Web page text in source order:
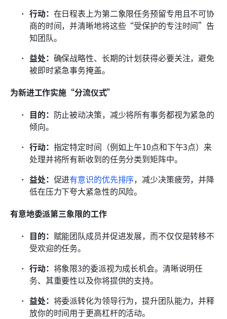
行动： 在日程表上为第二象限任务预留专用且不可协
商的时间，并清晰地将这些“受保护的专注时间”告
知团队。
益处： 确保战略性、长期的计划获得必要关注，避免
被即时紧急事务掩盖。
为新进工作实施“分流仪式”
目的： 防止被动决策，减少将所有事务都视为紧急的
倾向。
行动： 指定特定时间（例如上午10点和下午3点）来
处理并将所有新收到的任务分类到矩阵中。
益处： 促进有意识的优先排序，减少决策疲劳，并降
低在压力下夸大紧急性的风险。
有意地委派第三象限的工作
目的： 赋能团队成员并促进发展，而不仅仅是转移不
受欢迎的任务。
行动： 将象限3的委派视为成长机会。清晰说明任
务、其重要性以及你将提供的支持。
益处： 将委派转化为领导行为，提升团队能力，并释
放你的时间用于更高杠杆的活动。